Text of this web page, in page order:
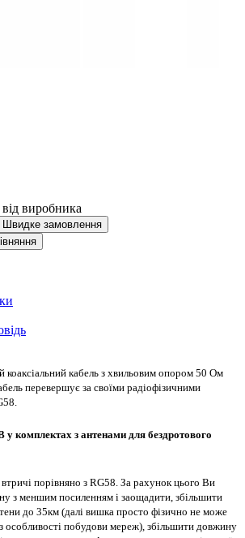
від виробника
Швидке замовлення
коаксіальний кабель з хвильовим опором 50 Ом
перевершує за своїми радіофізичними
комплектах з антенами для бездротового
порівняно з RG58. За рахунок цього Ви
з меншим посиленням і заощадити, збільшити
до 35км (далі вишка просто фізично не може
особливості побудови мереж), збільшити довжину